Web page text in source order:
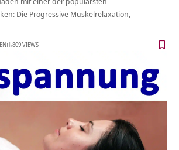
Die Progressive Muskelrelaxation,
809 VIEWS